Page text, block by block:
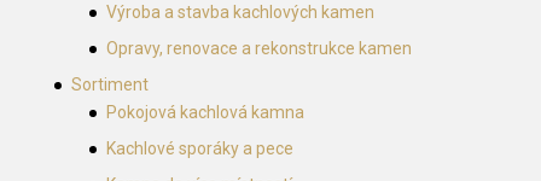
Výroba a stavba kachlových kamen
Opravy, renovace a rekonstrukce kamen
Sortiment
Pokojová kachlová kamna
Kachlové sporáky a pece